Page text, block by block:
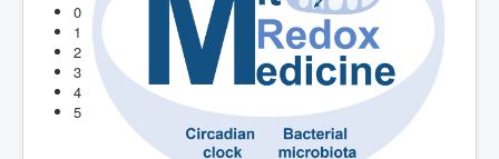
0
1
2
3
4
5